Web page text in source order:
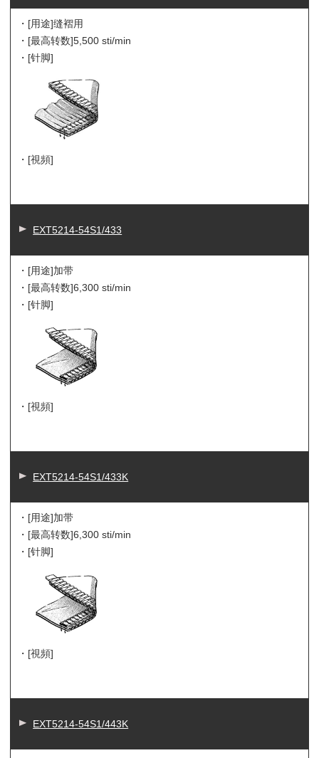
・[用途]缝褶用
・[最高转数]5,500 sti/min
・[针脚]
・[視頻]
EXT5214-54S1/433
・[用途]加带
・[最高转数]6,300 sti/min
・[针脚]
・[視頻]
EXT5214-54S1/433K
・[用途]加带
・[最高转数]6,300 sti/min
・[针脚]
・[視頻]
EXT5214-54S1/443K